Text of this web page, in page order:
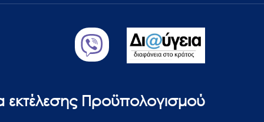
εκτέλεσης Προϋπολογισμού